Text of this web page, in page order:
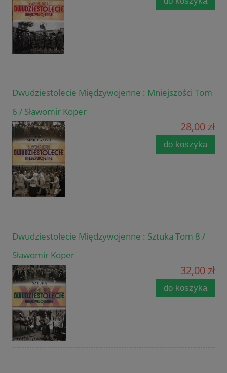
Dwudziestolecie Międzywojenne : Mniejszości Tom
6 / Sławomir Koper
28,00 zł
do koszyka
Dwudziestolecie Międzywojenne : Sztuka Tom 8 /
Sławomir Koper
32,00 zł
do koszyka